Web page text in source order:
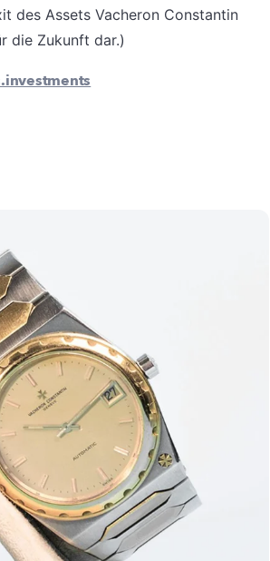
des Assets Vacheron Constantin
die Zukunft dar.)